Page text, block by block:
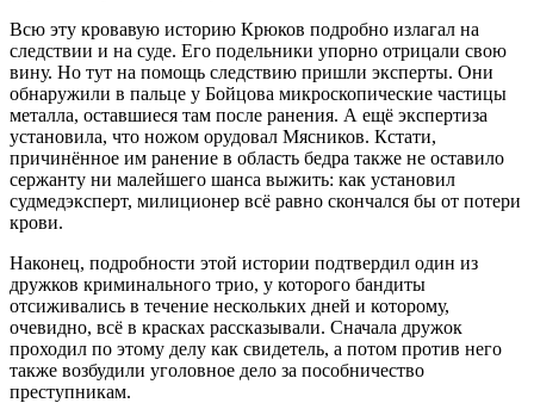
Всю эту кровавую историю Крюков подробно излагал на
следствии и на суде. Его подельники упорно отрицали свою
вину. Но тут на помощь следствию пришли эксперты. Они
обнаружили в пальце у Бойцова микроскопические частицы
металла, оставшиеся там после ранения. А ещё экспертиза
установила, что ножом орудовал Мясников. Кстати,
причинённое им ранение в область бедра также не оставило
сержанту ни малейшего шанса выжить: как установил
судмедэксперт, милиционер всё равно скончался бы от потери
крови.
Наконец, подробности этой истории подтвердил один из
дружков криминального трио, у которого бандиты
отсиживались в течение нескольких дней и которому,
очевидно, всё в красках рассказывали. Сначала дружок
проходил по этому делу как свидетель, а потом против него
также возбудили уголовное дело за пособничество
преступникам.